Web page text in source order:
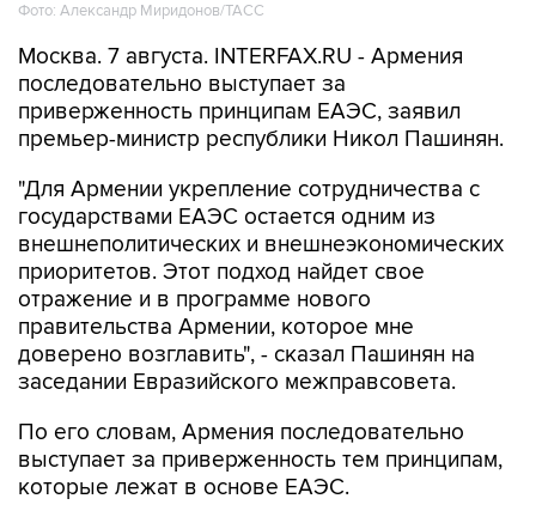
Фото: Александр Миридонов/ТАСС
Москва. 7 августа. INTERFAX.RU - Армения
последовательно выступает за
приверженность принципам ЕАЭС, заявил
премьер-министр республики Никол Пашинян.
"Для Армении укрепление сотрудничества с
государствами ЕАЭС остается одним из
внешнеполитических и внешнеэкономических
приоритетов. Этот подход найдет свое
отражение и в программе нового
правительства Армении, которое мне
доверено возглавить", - сказал Пашинян на
заседании Евразийского межправсовета.
По его словам, Армения последовательно
выступает за приверженность тем принципам,
которые лежат в основе ЕАЭС.